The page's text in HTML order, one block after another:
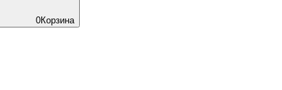
0Корзина